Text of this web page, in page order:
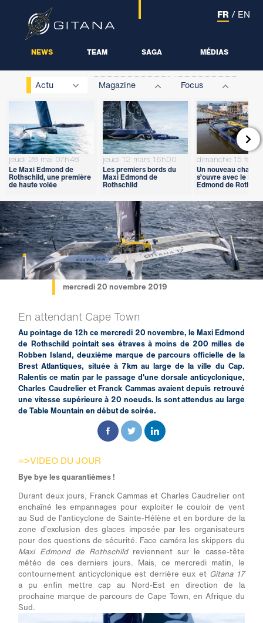
NEWS TEAM SAGA MÉDIAS
FR / EN
Actu Magazine Focus
jeudi 28 mai 07h48
Le Maxi Edmond de
Rothschild, une première
de haute volée
jeudi 12 mars 16h00
Les premiers bords du
Maxi Edmond de
Rothschild
dimanche 15
Un nouveau
s’ouvre avec le Maxi
Edmond de

mercredi 20 novembre 2019
En attendant Cape Town
Au pointage de 12h ce mercredi 20 novembre, le Maxi Edmond
de Rothschild pointait ses étraves à moins de 200 milles de
Robben Island, deuxième marque de parcours officielle de la
Brest Atlantiques, située à 7km au large de la ville du Cap.
Ralentis ce matin par le passage d'une dorsale anticyclonique,
Charles Caudrelier et Franck Cammas avaient depuis retrouvé
une vitesse supérieure à 20 noeuds. ls sont attendus au large
de Table Mountain en début de soirée.
=>VIDEO DU JOUR
Bye bye les quarantièmes !
Durant deux jours, Franck Cammas et Charles Caudrelier ont
enchaîné les empannages pour exploiter le couloir de vent
au Sud de l’anticyclone de Sainte-Hélène et en bordure de la
zone d’exclusion des glaces imposée par les organisateurs
pour des questions de sécurité. Face caméra les skippers du
Maxi Edmond de Rothschildreviennent sur le casse-tête
météo de ces derniers jours. Mais, ce mercredi matin, le
contournement anticyclonique est derrière eux et Gitana 17
a pu enfin mettre cap au Nord-Est en direction de la
prochaine marque de parcours de Cape Town, en Afrique du
Sud.